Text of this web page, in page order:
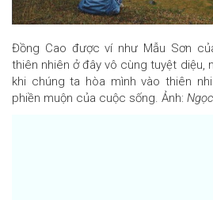
Đồng Cao được ví như Mẫu Sơn
thiên nhiên ở đây vô cùng tuyệt diệu,
khi chúng ta hòa mình vào thiên
phiền muộn của cuộc sống. Ảnh: